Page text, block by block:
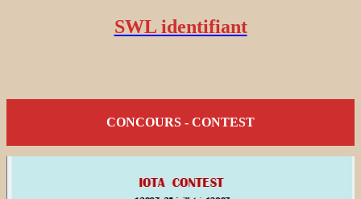
SWL identifiant
CONCOURS - CONTEST